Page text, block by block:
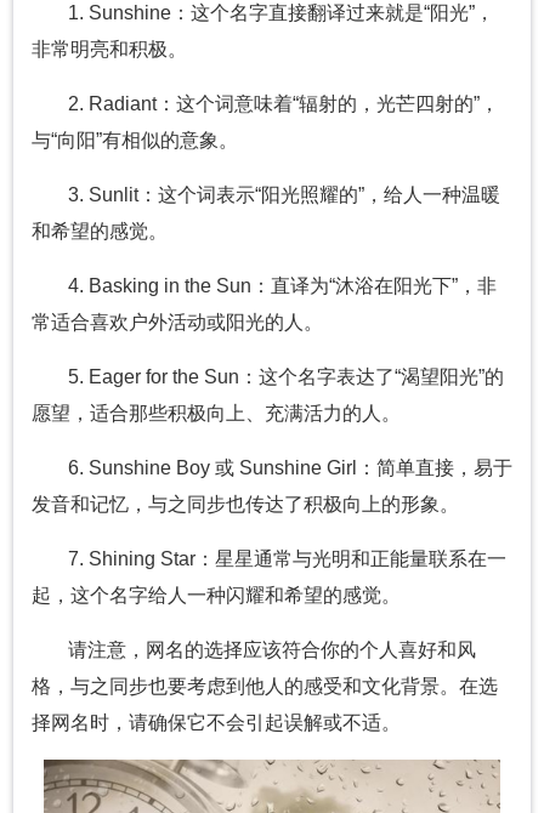
1. Sunshine：这个名字直接翻译过来就是“阳光”，
非常明亮和积极。
2. Radiant：这个词意味着“辐射的，光芒四射的”，
与“向阳”有相似的意象。
3. Sunlit：这个词表示“阳光照耀的”，给人一种温暖
和希望的感觉。
4. Basking in the Sun：直译为“沐浴在阳光下”，非
常适合喜欢户外活动或阳光的人。
5. Eager for the Sun：这个名字表达了“渴望阳光”的
愿望，适合那些积极向上、充满活力的人。
6. Sunshine Boy 或 Sunshine Girl：简单直接，易于
发音和记忆，与之同步也传达了积极向上的形象。
7. Shining Star：星星通常与光明和正能量联系在一
起，这个名字给人一种闪耀和希望的感觉。
请注意，网名的选择应该符合你的个人喜好和风
格，与之同步也要考虑到他人的感受和文化背景。在选
择网名时，请确保它不会引起误解或不适。